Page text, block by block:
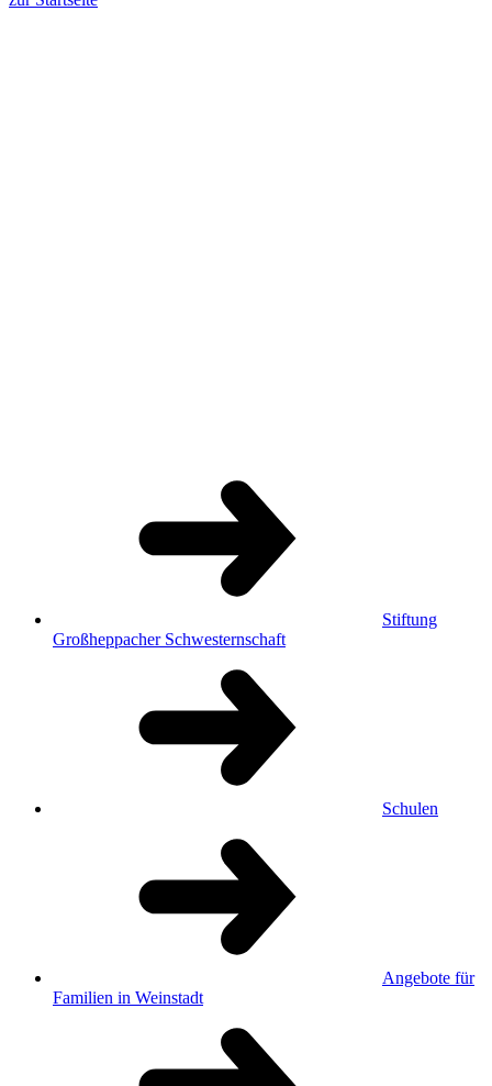
Stiftung
Großheppacher Schwesternschaft
Schulen
Angebote für
Familien in Weinstadt